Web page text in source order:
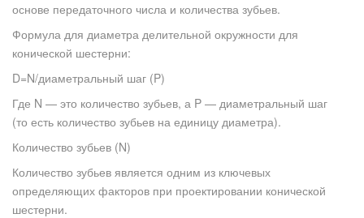
основе передаточного числа и количества зубьев.
Формула для диаметра делительной окружности для
конической шестерни:
D=N/диаметральный шаг (P)
Где N — это количество зубьев, а P — диаметральный шаг
(то есть количество зубьев на единицу диаметра).
Количество зубьев (N)
Количество зубьев является одним из ключевых
определяющих факторов при проектировании конической
шестерни.